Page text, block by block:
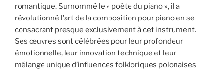
romantique. Surnommé le « poète du piano », il a
révolutionné l’art de la composition pour piano en se
consacrant presque exclusivement à cet instrument.
Ses œuvres sont célébrées pour leur profondeur
émotionnelle, leur innovation technique et leur
mélange unique d’influences folkloriques polonaises